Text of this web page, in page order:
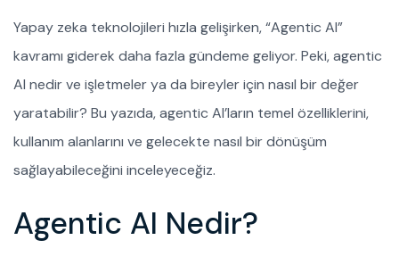
Yapay zeka teknolojileri hızla gelişirken, “Agentic AI”
kavramı giderek daha fazla gündeme geliyor. Peki, agentic
AI nedir ve işletmeler ya da bireyler için nasıl bir değer
yaratabilir? Bu yazıda, agentic AI’ların temel özelliklerini,
kullanım alanlarını ve gelecekte nasıl bir dönüşüm
sağlayabileceğini inceleyeceğiz.
Agentic AI Nedir?